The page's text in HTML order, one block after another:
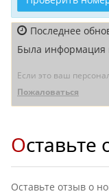
Последнее
Была информация
Если это ваш
Пожаловаться
Оставьте отзыв о